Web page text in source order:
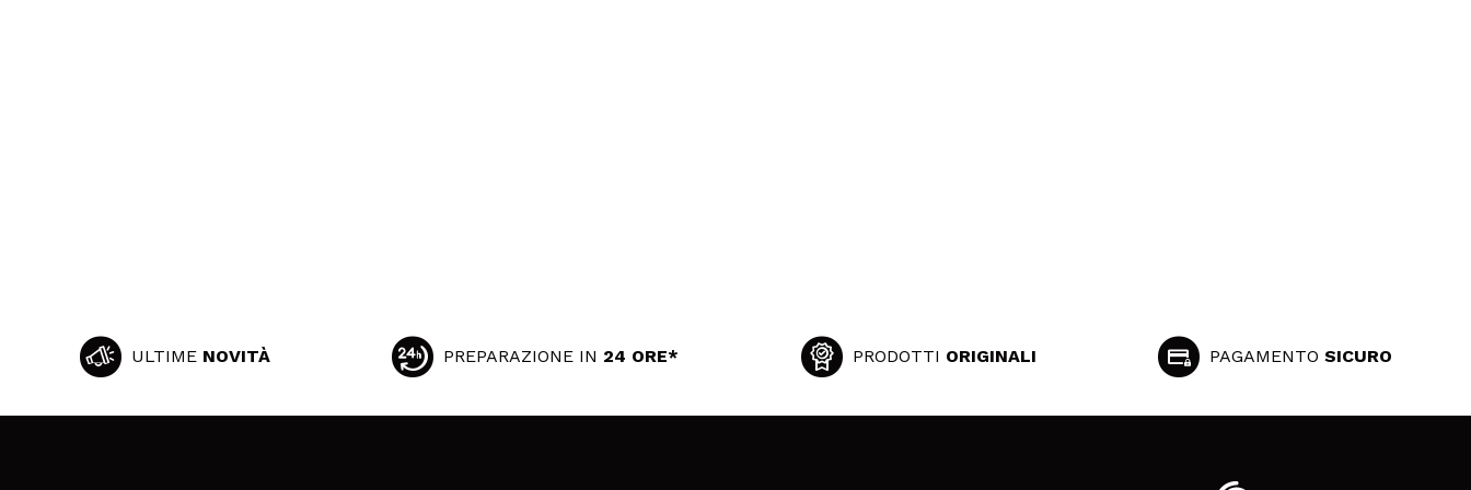
ULTIME NOVITÀ PREPARAZIONE IN 24 ORE* PRODOTTI ORIGINALI PAGAMENTO SICURO